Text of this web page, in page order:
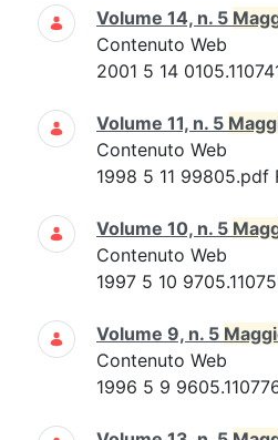
Volume 14, n. 5
Contenuto Web
2001 5 14
Volume 11, n. 5
Contenuto Web
1998 5 11 99805.pdf
Volume 10, n. 5
Contenuto Web
1997 5 10
Volume 9, n. 5
Contenuto Web
1996 5 9